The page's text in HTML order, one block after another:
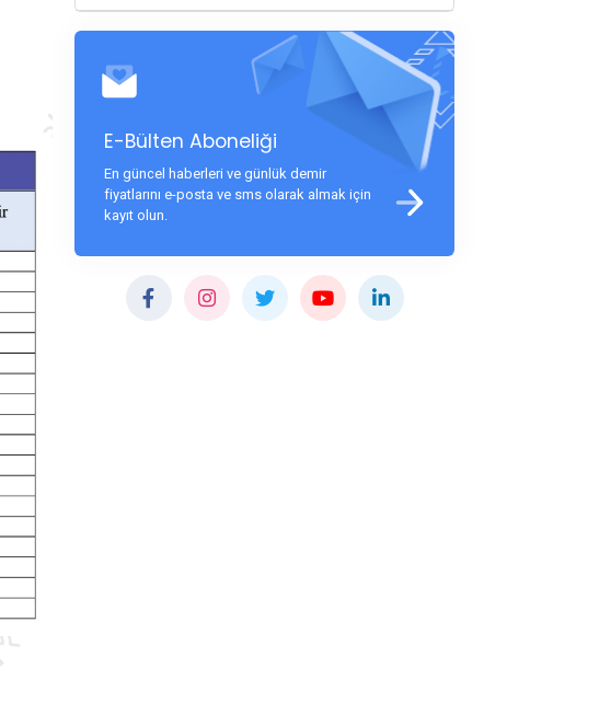
E-Bülten Aboneliği
En güncel haberleri ve günlük demir
fiyatlarını e-posta ve sms olarak almak için
kayıt olun.